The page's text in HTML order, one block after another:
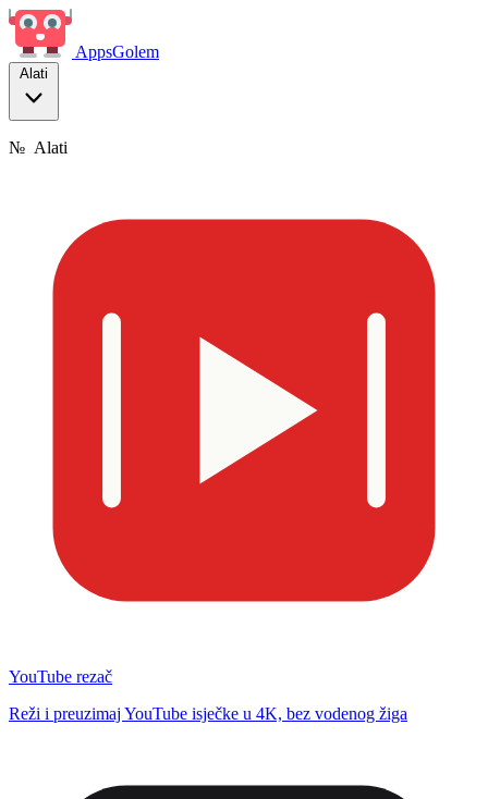
AppsGolem
Alati
№ Alati
YouTube rezač
Reži i preuzimaj YouTube isječke u 4K, bez vodenog žiga